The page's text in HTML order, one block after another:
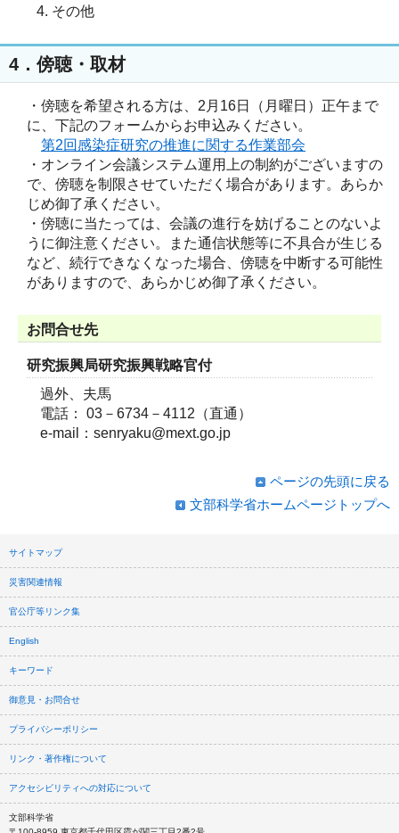
その他
4．傍聴・取材
・傍聴を希望される方は、2月16日（月曜日）正午まで
に、下記のフォームからお申込みください。
第2回感染症研究の推進に関する作業部会
・オンライン会議システム運用上の制約がございますの
で、傍聴を制限させていただく場合があります。あらか
じめ御了承ください。
・傍聴に当たっては、会議の進行を妨げることのないよ
うに御注意ください。また通信状態等に不具合が生じる
など、続行できなくなった場合、傍聴を中断する可能性
がありますので、あらかじめ御了承ください。
お問合せ先
研究振興局研究振興戦略官付
過外、夫馬
電話： 03－6734－4112（直通）
e-mail：senryaku@mext.go.jp
ページの先頭に戻る
文部科学省ホームページトップへ
サイトマップ
災害関連情報
官公庁等リンク集
English
キーワード
御意見・お問合せ
プライバシーポリシー
リンク・著作権について
アクセシビリティへの対応について
文部科学省